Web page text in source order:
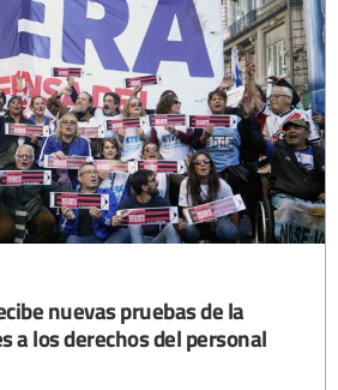
nuevas pruebas de la
a los derechos del personal